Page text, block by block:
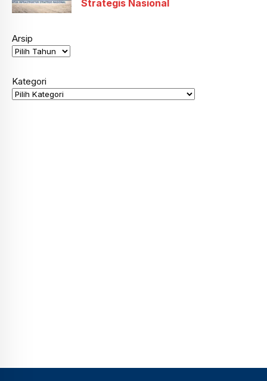
Strategis Nasional
Arsip
Kategori